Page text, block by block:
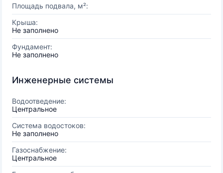
Площадь подвала, м²:
Крыша:
Не заполнено
Фундамент:
Не заполнено
Инженерные системы
Водоотведение:
Центральное
Система водостоков:
Не заполнено
Газоснабжение:
Центральное